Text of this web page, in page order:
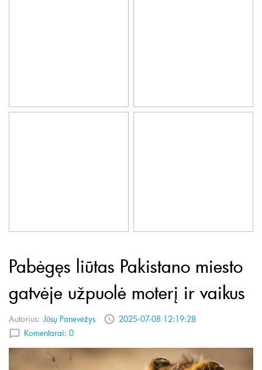
Pabėgęs liūtas Pakistano miesto
gatvėje užpuolė moterį ir vaikus
Autorius: Jūsų Panevėžys
2025-07-08 12:19:28
Komentarai: 0